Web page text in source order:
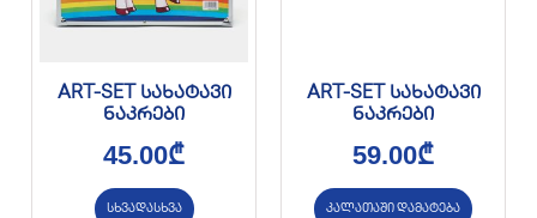
ART-SET სახატავი
ნაკრები
45.00₾
სხვადასხვა
ART-SET სახატავი
ნაკრები
59.00₾
კალათაში დამატება